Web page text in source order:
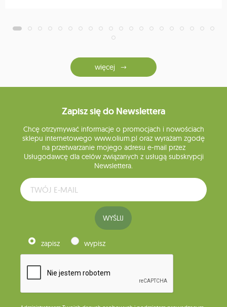
więcej
Zapisz się do Newslettera
Chcę otrzymywać informacje o promocjach i nowościach
sklepu internetowego www.olium.pl oraz wyrażam zgodę
na przetwarzanie mojego adresu e-mail przez
Usługodawcę dla celów związanych z usługą subskrypcji
Newslettera.
WYŚLIJ
zapisz wypisz